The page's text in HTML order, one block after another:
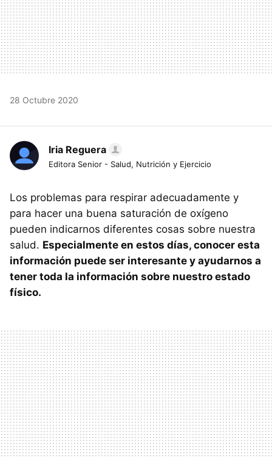
28 Octubre 2020
Iria Reguera
Editora Senior - Salud, Nutrición y Ejercicio
Los problemas para respirar adecuadamente y
para hacer una buena saturación de oxígeno
pueden indicarnos diferentes cosas sobre nuestra
salud. Especialmente en estos días, conocer esta
información puede ser interesante y ayudarnos a
tener toda la información sobre nuestro estado
físico.